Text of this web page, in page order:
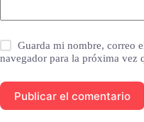
Guarda mi nombre, correo
navegador para la próxima vez
Publicar el comentario